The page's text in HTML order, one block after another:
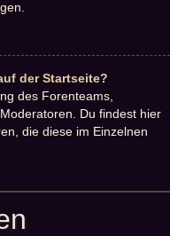
der Startseite?
des Forenteams,
Du findest hier
die diese im Einzelnen